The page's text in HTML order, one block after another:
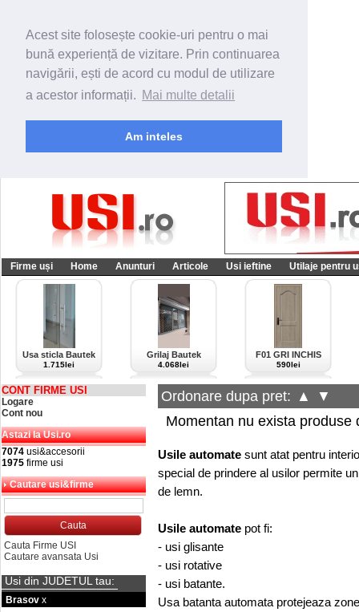
Acest site folosește cookie-uri pentru o mai
bună experiență de vizitare. Prin continuarea
navigării, ești de acord cu modul de utilizare
a acestor informații. Mai multe detalii
Am inteles
Firme uși Home Anunturi Articole Usi ieftine Utilaje pentru
Usa sticla Bautek
1.715lei
Grilaj Bautek
4.068lei
F01 GRI INCHIS
590lei
CONT FIRME USI
Logare
Cont nou
Astazi la Usi.ro
7074 usi&accesorii
1975 firme usi
Cautare usi&firme
Cauta Firme USI
Cautare avansata Usi
Usi din JUDETUL tau:
Brasov x
Ordonare dupa pret: ▲
▼
Momentan nu exista produse
Usile automate sunt atat pentru
special de prindere al usilor permite
de lemn.
Usile automate pot fi:
- usi glisante
- usi rotative
- usi batante.
Usa batanta automata protejeaza